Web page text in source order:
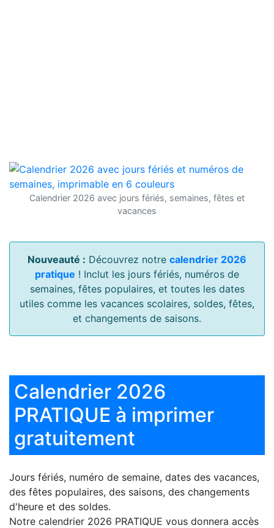
Calendrier 2026 avec jours fériés, semaines, fêtes et
vacances
Nouveauté : Découvrez notre calendrier 2026
pratique ! Inclut les jours fériés, numéros de
semaines, fêtes populaires, et toutes les dates
utiles comme les vacances scolaires, soldes, fêtes,
et changements de saisons.
Calendrier 2026
PRATIQUE à imprimer
gratuitement
Jours fériés, numéro de semaine, dates des vacances,
des fêtes populaires, des saisons, des changements
d'heure et des soldes.
Notre calendrier 2026 PRATIQUE vous donnera accès